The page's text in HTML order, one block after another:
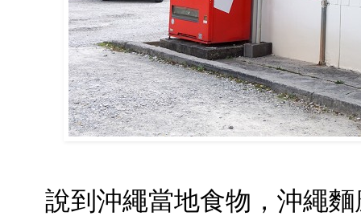
說到沖繩當地食物，沖繩